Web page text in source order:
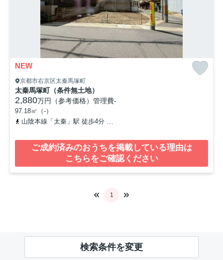
NEW
京都市右京区太秦馬塚町
太秦馬塚町（条件無土地）
2,880万円（参考価格） 管理費-
97.18㎡（-）
山陰本線「太秦」駅 徒歩4分
ご成約済みのおうちを掲載している理由は
こちらをご確認ください
1
検索条件を変更